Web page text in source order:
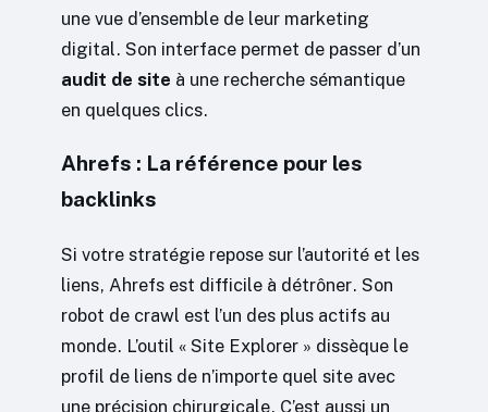
une vue d’ensemble de leur marketing
digital. Son interface permet de passer d’un
audit de site à une recherche sémantique
en quelques clics.
Ahrefs : La référence pour les
backlinks
Si votre stratégie repose sur l’autorité et les
liens, Ahrefs est difficile à détrôner. Son
robot de crawl est l’un des plus actifs au
monde. L’outil « Site Explorer » dissèque le
profil de liens de n’importe quel site avec
une précision chirurgicale. C’est aussi un